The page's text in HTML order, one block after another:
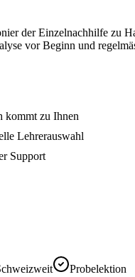
der Einzelnachhilfe zu
vor Beginn und
kommt zu Ihnen
Lehrerauswahl
Support
Probelektion